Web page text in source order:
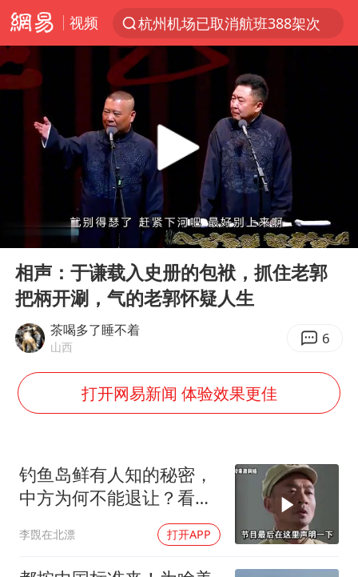
视频
杭州机场已取消航班388架次
《披荆斩棘2026》阵容官宣
白海豚北上或致京津冀暴雨
上海有出现龙卷潜势
王艺迪无缘横滨赛决赛
上门女婿出轨女邻居多年被判重婚罪
2025年小学教师减少13.19万
韩军前线部队连曝丑闻
《龙餐馆》 冲奖
武契奇会见泽连斯基有何意图
笔试第一被劝弃考涉事副校长被撤职
奋力开创中国式现代化建设新局面
Play
00:00 16:53
相声：于谦载入史册的包袱，抓住老郭
把柄开涮，气的老郭怀疑人生
茶喝多了睡不着
山西 6
打开网易新闻 体验效果更佳
钓鱼岛鲜有人知的秘密，
中方为何不能退让？看完
李覴在北漂 打开APP